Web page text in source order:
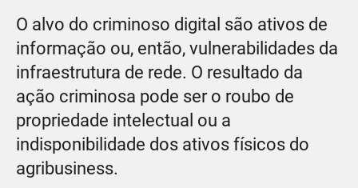
O alvo do criminoso digital são ativos de
informação ou, então, vulnerabilidades da
infraestrutura de rede. O resultado da
ação criminosa pode ser o roubo de
propriedade intelectual ou a
indisponibilidade dos ativos físicos do
agribusiness.